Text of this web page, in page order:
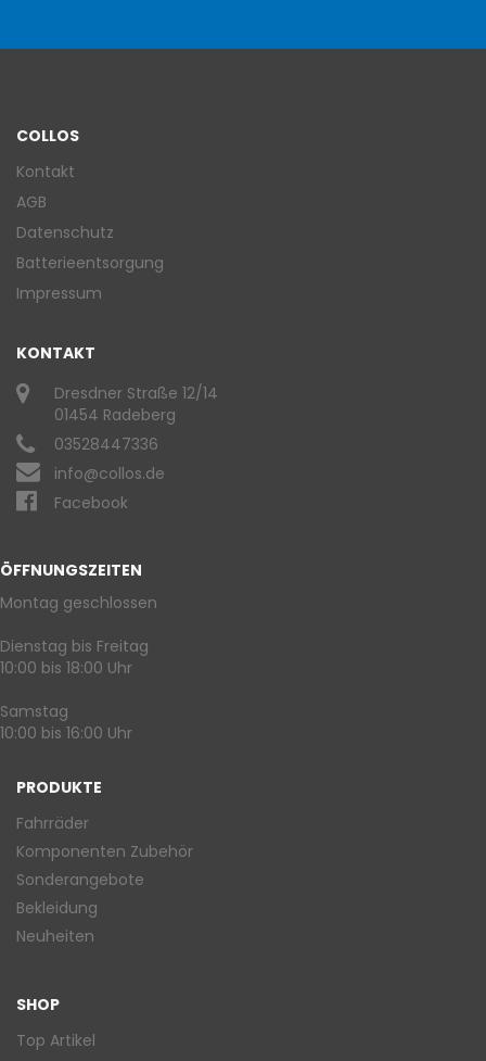
COLLOS
Kontakt
AGB
Datenschutz
Batterieentsorgung
Impressum
KONTAKT
Dresdner Straße 12/14
01454 Radeberg
03528447336
info@collos.de
Facebook
ÖFFNUNGSZEITEN
Montag geschlossen
Dienstag bis Freitag
10:00 bis 18:00 Uhr
Samstag
10:00 bis 16:00 Uhr
PRODUKTE
Fahrräder
Komponenten Zubehör
Sonderangebote
Bekleidung
Neuheiten
SHOP
Top Artikel